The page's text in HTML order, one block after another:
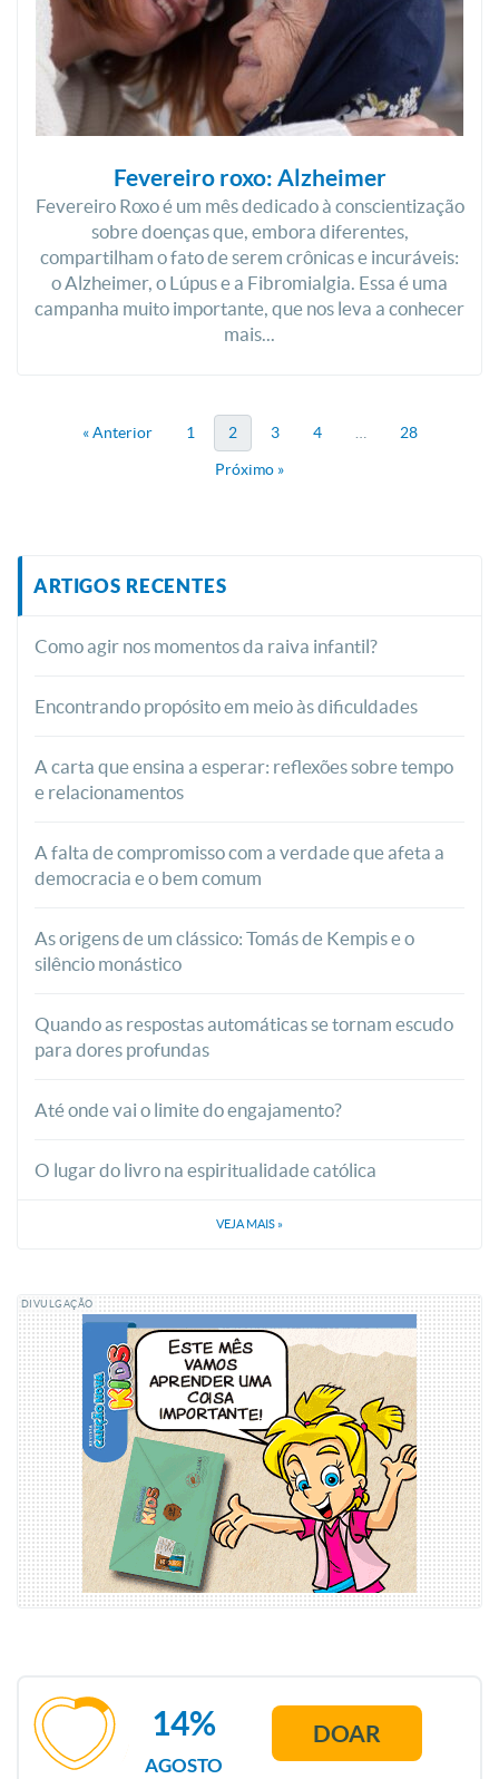
Fevereiro roxo: Alzheimer
Fevereiro Roxo é um mês dedicado à conscientização
sobre doenças que, embora diferentes,
compartilham o fato de serem crônicas e incuráveis:
o Alzheimer, o Lúpus e a Fibromialgia. Essa é uma
campanha muito importante, que nos leva a conhecer
mais...
« Anterior 1 2 3 4 28
Próximo »
ARTIGOS RECENTES
Como agir nos momentos da raiva infantil?
Encontrando propósito em meio às dificuldades
A carta que ensina a esperar: reflexões sobre tempo
e relacionamentos
A falta de compromisso com a verdade que afeta a
democracia e o bem comum
As origens de um clássico: Tomás de Kempis e o
silêncio monástico
Quando as respostas automáticas se tornam escudo
para dores profundas
Até onde vai o limite do engajamento?
O lugar do livro na espiritualidade católica
VEJA MAIS »
DIVULGAÇÃO
AGOSTO
14% DOAR